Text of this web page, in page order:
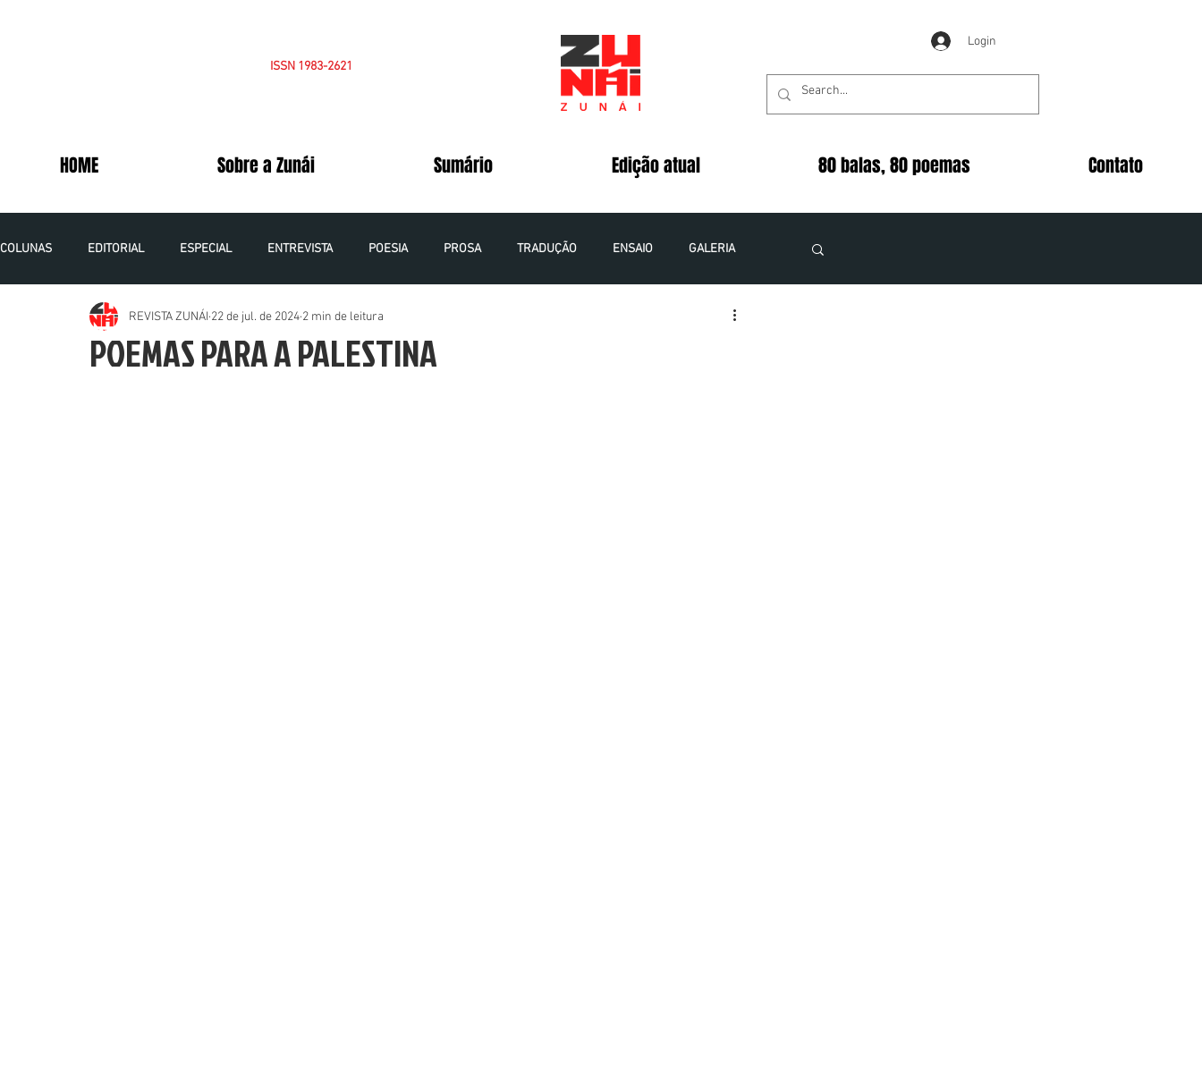
ISSN 1983-2621
Login
HOME Sobre a Zunái Sumário Edição atual 80 balas, 80 poemas Contato
COLUNAS EDITORIAL ESPECIAL ENTREVISTA POESIA PROSA TRADUÇÃO ENSAIO GALERIA
CADERNOS DA PALESTINA VOLUME 5 NÚMERO 1 - 2020
POEMAS PARA A PALESTINA
REVISTA ZUNÁI 22 de jul. de 2024 2 min de leitura